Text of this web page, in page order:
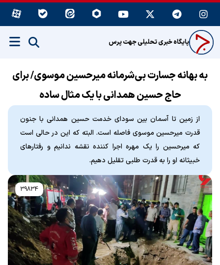
پایگاه خبری تحلیلی جهت پرس
به بهانه جسارت بی‌شرمانه میرحسین موسوی/ برای
حاج حسین همدانی با یک مثال ساده
از زمین تا آسمان بین سودای خدمت حسین همدانی با جنون
قدرت میرحسین موسوی فاصله است. البته که این در حالی است
که میرحسین را یک مهره اجرا کننده نقشه ندانیم و رفتارهای
خبیثانه او را به قدرت طلبی تقلیل دهیم.
39834